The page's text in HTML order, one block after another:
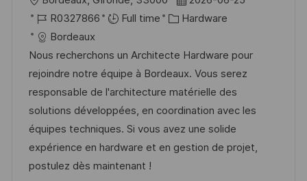
o
c
a
t
i
o
n
o
t
e
d
D
a
t
J
o
b
I
d
R0327866 Full time
C
t
e
g
o
r
y
Hardware
Bordeaux
Nous recherchons un Architecte Hardware pour
rejoindre notre équipe à Bordeaux. Vous serez
responsable de l'architecture matérielle des
solutions développées, en coordination avec les
équipes techniques. Si vous avez une solide
expérience en hardware et en gestion de projet,
postulez dès maintenant !